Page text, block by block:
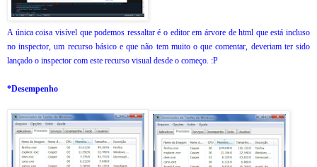
A única coisa visível que podemos ressaltar é o editor em árvore de html que está incluso
no inspector, um recurso básico e que não tem muito o que comentar, deveriam ter sido
lançado o inspector com este recurso visual desde o começo. :P
*Desempenho